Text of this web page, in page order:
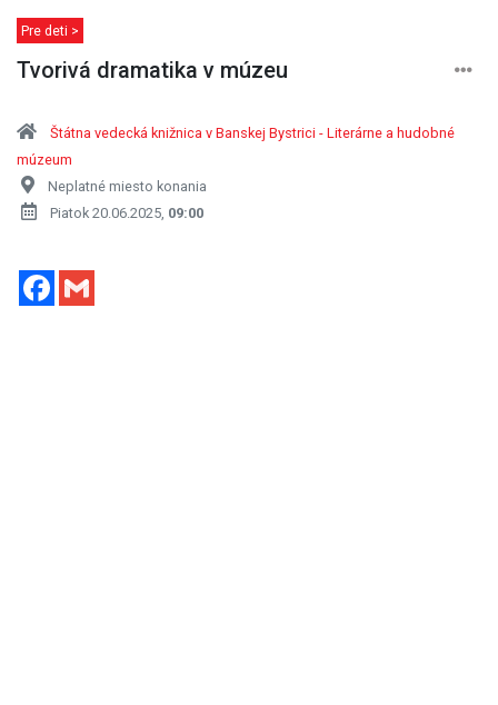
Pre deti >
Tvorivá dramatika v múzeu
Štátna vedecká knižnica v Banskej Bystrici - Literárne a hudobné
múzeum
Neplatné miesto konania
Piatok 20.06.2025, 09:00
Facebook